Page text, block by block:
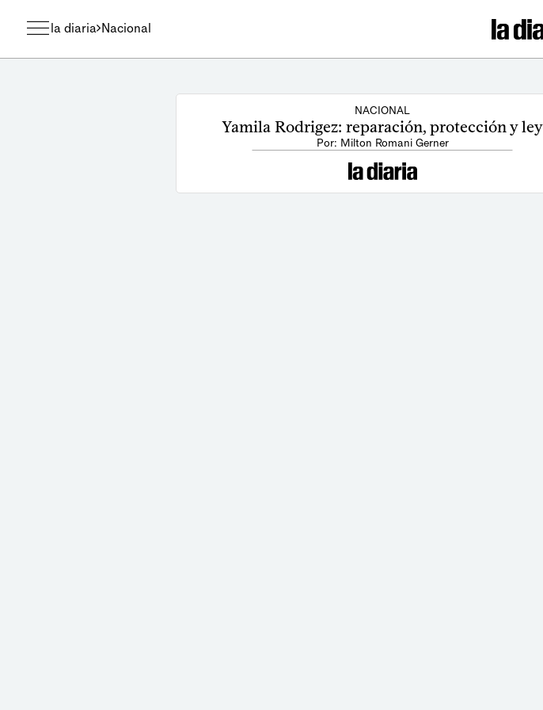
la diaria Nacional
NACIONAL
Yamila Rodrigez: reparación, protección y ley
Por: Milton Romani Gerner